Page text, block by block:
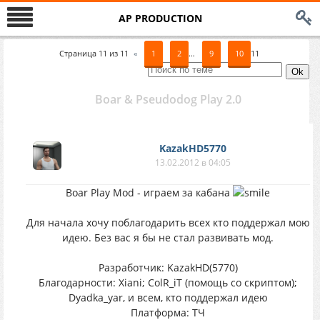
AP PRODUCTION
Страница 11 из 11 « 1 2 … 9 10 11
Boar & Pseudodog Play 2.0
KazakHD5770
13.02.2012 в 04:05
Boar Play Mod - играем за кабана
Для начала хочу поблагодарить всех кто поддержал мою
идею. Без вас я бы не стал развивать мод.
Разработчик: KazakHD(5770)
Благодарности: Xiani; ColR_iT (помощь со скриптом);
Dyadka_yar, и всем, кто поддержал идею
Платформа: ТЧ